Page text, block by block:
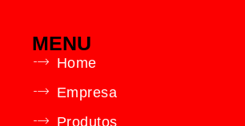
MENU
Home
Empresa
Produtos